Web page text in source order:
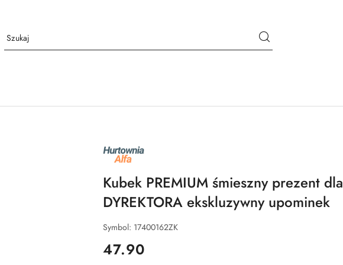
NAZWA
PRODUCENTA:
ALFA
Kubek PREMIUM śmieszny prezent dla
DYREKTORA ekskluzywny upominek
Symbol: 17400162ZK
cena:
47.90